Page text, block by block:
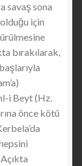
sona
için
bırakılarak,
i Beyt (Hz.
önce kötü